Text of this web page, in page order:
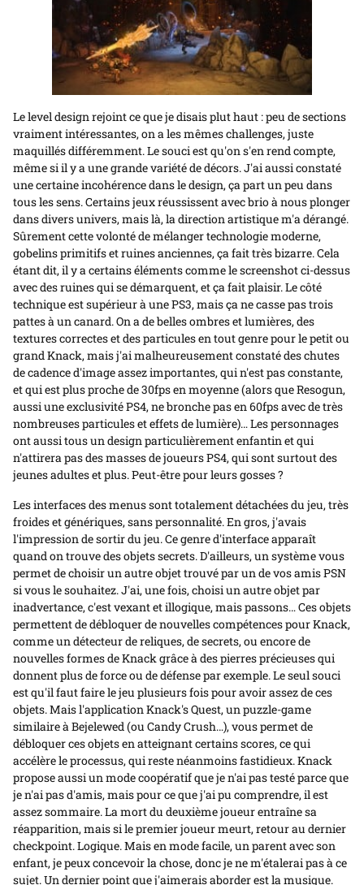
Le level design rejoint ce que je disais plut haut : peu de sections
vraiment intéressantes, on a les mêmes challenges, juste
maquillés différemment. Le souci est qu'on s'en rend compte,
même si il y a une grande variété de décors. J'ai aussi constaté
une certaine incohérence dans le design, ça part un peu dans
tous les sens. Certains jeux réussissent avec brio à nous plonger
dans divers univers, mais là, la direction artistique m'a dérangé.
Sûrement cette volonté de mélanger technologie moderne,
gobelins primitifs et ruines anciennes, ça fait très bizarre. Cela
étant dit, il y a certains éléments comme le screenshot ci-dessus
avec des ruines qui se démarquent, et ça fait plaisir. Le côté
technique est supérieur à une PS3, mais ça ne casse pas trois
pattes à un canard. On a de belles ombres et lumières, des
textures correctes et des particules en tout genre pour le petit ou
grand Knack, mais j'ai malheureusement constaté des chutes
de cadence d'image assez importantes, qui n'est pas constante,
et qui est plus proche de 30fps en moyenne (alors que Resogun,
aussi une exclusivité PS4, ne bronche pas en 60fps avec de très
nombreuses particules et effets de lumière)… Les personnages
ont aussi tous un design particulièrement enfantin et qui
n'attirera pas des masses de joueurs PS4, qui sont surtout des
jeunes adultes et plus. Peut-être pour leurs gosses ?
Les interfaces des menus sont totalement détachées du jeu, très
froides et génériques, sans personnalité. En gros, j'avais
l'impression de sortir du jeu. Ce genre d'interface apparaît
quand on trouve des objets secrets. D'ailleurs, un système vous
permet de choisir un autre objet trouvé par un de vos amis PSN
si vous le souhaitez. J'ai, une fois, choisi un autre objet par
inadvertance, c'est vexant et illogique, mais passons… Ces objets
permettent de débloquer de nouvelles compétences pour Knack,
comme un détecteur de reliques, de secrets, ou encore de
nouvelles formes de Knack grâce à des pierres précieuses qui
donnent plus de force ou de défense par exemple. Le seul souci
est qu'il faut faire le jeu plusieurs fois pour avoir assez de ces
objets. Mais l'application Knack's Quest, un puzzle-game
similaire à Bejelewed (ou Candy Crush…), vous permet de
débloquer ces objets en atteignant certains scores, ce qui
accélère le processus, qui reste néanmoins fastidieux. Knack
propose aussi un mode coopératif que je n'ai pas testé parce que
je n'ai pas d'amis, mais pour ce que j'ai pu comprendre, il est
assez sommaire. La mort du deuxième joueur entraîne sa
réapparition, mais si le premier joueur meurt, retour au dernier
checkpoint. Logique. Mais en mode facile, un parent avec son
enfant, je peux concevoir la chose, donc je ne m'étalerai pas à ce
sujet. Un dernier point que j'aimerais aborder est la musique.